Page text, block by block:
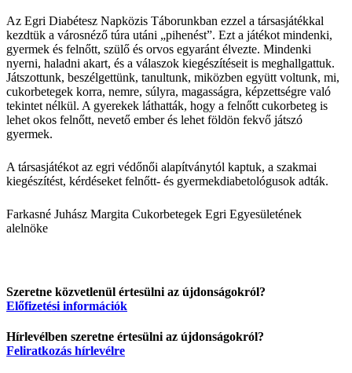
Az Egri Diabétesz Napközis Táborunkban ezzel a társasjátékkal
kezdtük a városnéző túra utáni „pihenést”. Ezt a játékot mindenki,
gyermek és felnőtt, szülő és orvos egyaránt élvezte. Mindenki
nyerni, haladni akart, és a válaszok kiegészítéseit is meghallgattuk.
Játszottunk, beszélgettünk, tanultunk, miközben együtt voltunk, mi,
cukorbetegek korra, nemre, súlyra, magasságra, képzettségre való
tekintet nélkül. A gyerekek láthatták, hogy a felnőtt cukorbeteg is
lehet okos felnőtt, nevető ember és lehet földön fekvő játszó
gyermek.
A társasjátékot az egri védőnői alapítványtól kaptuk, a szakmai
kiegészítést, kérdéseket felnőtt- és gyermekdiabetológusok adták.
Farkasné Juhász Margita Cukorbetegek Egri Egyesületének
alelnöke
Szeretne közvetlenül értesülni az újdonságokról?
Előfizetési információk
Hírlevélben szeretne értesülni az újdonságokról?
Feliratkozás hírlevélre